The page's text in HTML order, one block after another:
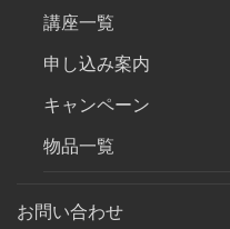
講座一覧
申し込み案内
キャンペーン
物品一覧
お問い合わせ